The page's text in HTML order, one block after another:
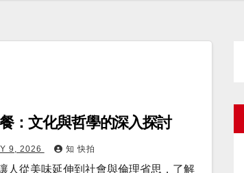
：文化與哲學的深入探討
9, 2026 知 快拍
人從美味延伸到社會與倫理省思，了解